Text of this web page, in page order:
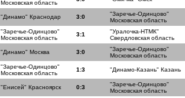
Московская область
"Динамо" Краснодар 3:0
"Заречье-Одинцово"
Московская область
"Заречье-Одинцово"
Московская область
3:1
"Уралочка-НТМК"
Свердловская область
"Динамо" Москва 3:0
"Заречье-Одинцово"
Московская область
"Заречье-Одинцово"
Московская область
1:3 "Динамо-Казань" Казань
"Енисей" Красноярск 0:3
"Заречье-Одинцово"
Московская область